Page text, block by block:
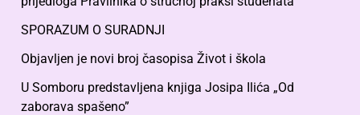
SPORAZUM O SURADNJI
Objavljen je novi broj časopisa Život i škola
U Somboru predstavljena knjiga Josipa Ilića „Od
zaborava spašeno”